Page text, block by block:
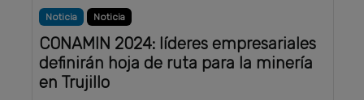
Noticia Noticia
CONAMIN 2024: líderes empresariales
definirán hoja de ruta para la minería
en Trujillo